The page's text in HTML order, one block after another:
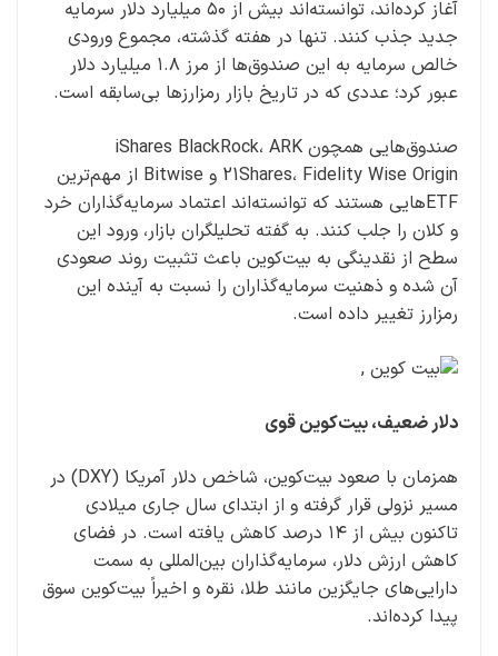
آغاز کرده‌اند، توانسته‌اند بیش از ۵۰ میلیارد دلار سرمایه‌
جدید جذب کنند. تنها در هفته گذشته، مجموع ورودی
خالص سرمایه به این صندوق‌ها از مرز ۱.۸ میلیارد دلار
عبور کرد؛ عددی که در تاریخ بازار رمزارزها بی‌سابقه است.
صندوق‌هایی همچون iShares BlackRock، ARK
21Shares، Fidelity Wise Origin و Bitwise از مهم‌ترین
ETFهایی هستند که توانسته‌اند اعتماد سرمایه‌گذاران خرد
و کلان را جلب کنند. به گفته تحلیلگران بازار، ورود این
سطح از نقدینگی به بیت‌کوین باعث تثبیت روند صعودی
آن شده و ذهنیت سرمایه‌گذاران را نسبت به آینده این
رمزارز تغییر داده است.
دلار ضعیف، بیت‌کوین قوی
همزمان با صعود بیت‌کوین، شاخص دلار آمریکا (DXY) در
مسیر نزولی قرار گرفته و از ابتدای سال جاری میلادی
تاکنون بیش از ۱۴ درصد کاهش یافته است. در فضای
کاهش ارزش دلار، سرمایه‌گذاران بین‌المللی به سمت
دارایی‌های جایگزین مانند طلا، نقره و اخیراً بیت‌کوین سوق
پیدا کرده‌اند.